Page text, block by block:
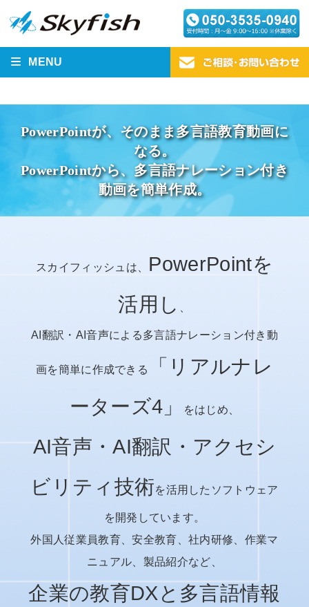
MENU
PowerPointが、そのまま多言語教育動画に
なる。
PowerPointから、多言語ナレーション付き
動画を簡単作成。
スカイフィッシュは、 PowerPointを
活用し
AI翻訳・AI音声による多言語ナレーション付き動
画を簡単に作成できる
「リアルナレ
ーターズ4」
をはじめ、
AI音声・AI翻訳・アクセシ
ビリティ技術を活用したソフトウェア
を開発しています。
外国人従業員教育、安全教育、社内研修、作業マ
ニュアル、製品紹介など、
企業の教育DXと多言語情報